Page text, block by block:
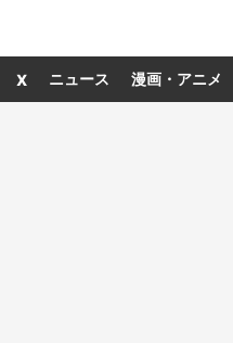
X ニュース 漫画・アニメ